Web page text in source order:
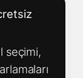
seçimi,